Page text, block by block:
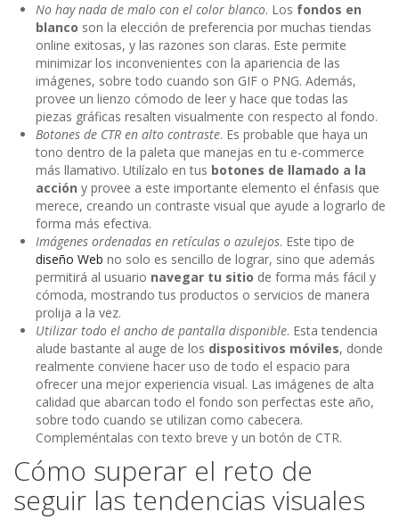
No hay nada de malo con el color blanco. Los fondos en
blanco son la elección de preferencia por muchas tiendas
online exitosas, y las razones son claras. Este permite
minimizar los inconvenientes con la apariencia de las
imágenes, sobre todo cuando son GIF o PNG. Además,
provee un lienzo cómodo de leer y hace que todas las
piezas gráficas resalten visualmente con respecto al fondo.
Botones de CTR en alto contraste. Es probable que haya un
tono dentro de la paleta que manejas en tu e-commerce
más llamativo. Utilízalo en tus botones de llamado a la
acción y provee a este importante elemento el énfasis que
merece, creando un contraste visual que ayude a lograrlo de
forma más efectiva.
Imágenes ordenadas en retículas o azulejos. Este tipo de
diseño Web no solo es sencillo de lograr, sino que además
permitirá al usuario navegar tu sitio de forma más fácil y
cómoda, mostrando tus productos o servicios de manera
prolija a la vez.
Utilizar todo el ancho de pantalla disponible. Esta tendencia
alude bastante al auge de los dispositivos móviles, donde
realmente conviene hacer uso de todo el espacio para
ofrecer una mejor experiencia visual. Las imágenes de alta
calidad que abarcan todo el fondo son perfectas este año,
sobre todo cuando se utilizan como cabecera.
Compleméntalas con texto breve y un botón de CTR.
Cómo superar el reto de
seguir las tendencias visuales